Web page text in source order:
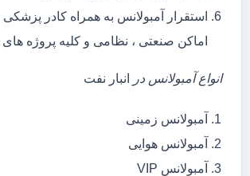
استقرار آمبولانس به همراه کادر پزشکی
اماکن صنعتی ، نظامی و کلیه پروژه
انواع آمبولانس در انبار نفت
آمبولانس زمینی
آمبولانس هوایی
آمبولانس VIP